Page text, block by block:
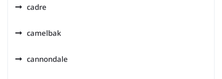
cadre
camelbak
cannondale